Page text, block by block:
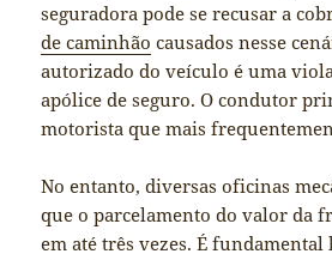
seguradora pode se recusar a
de caminhão causados nesse
autorizado do veículo é uma
apólice de seguro. O condutor
motorista que mais
No entanto, diversas oficinas
que o parcelamento do valor da
em até três vezes. É fundamental